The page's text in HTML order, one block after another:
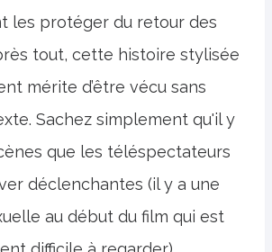
les protéger du retour des
tout, cette histoire stylisée
mérite d’être vécu sans
Sachez simplement qu'il y
que les téléspectateurs
déclenchantes (il y a une
au début du film qui est